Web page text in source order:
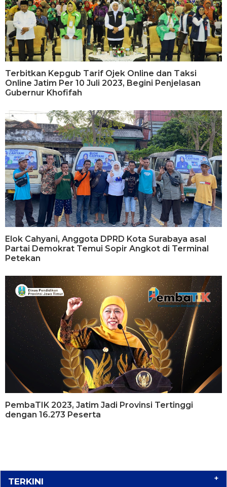
Terbitkan Kepgub Tarif Ojek Online dan Taksi
Online Jatim Per 10 Juli 2023, Begini Penjelasan
Gubernur Khofifah
Elok Cahyani, Anggota DPRD Kota Surabaya asal
Partai Demokrat Temui Sopir Angkot di Terminal
Petekan
PembaTIK 2023, Jatim Jadi Provinsi Tertinggi
dengan 16.273 Peserta
TERKINI +